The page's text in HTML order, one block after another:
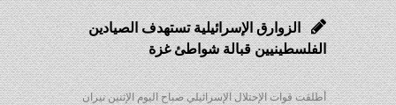
الزوارق الإسرائيلية تستهدف الصيادين
الفلسطينيين قبالة شواطئ غزة
أطلقت قوات الإحتلال الإسرائيلي صباح اليوم الإثنين نيران